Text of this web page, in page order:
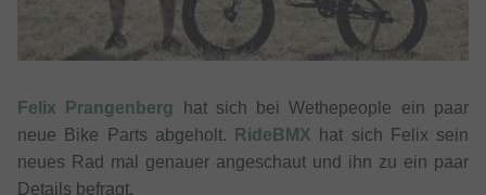
Felix Prangenberg hat sich bei Wethepeople ein paar
neue Bike Parts abgeholt.
RideBMX hat sich Felix sein
neues Rad mal genauer angeschaut und ihn zu ein paar
Details befragt.